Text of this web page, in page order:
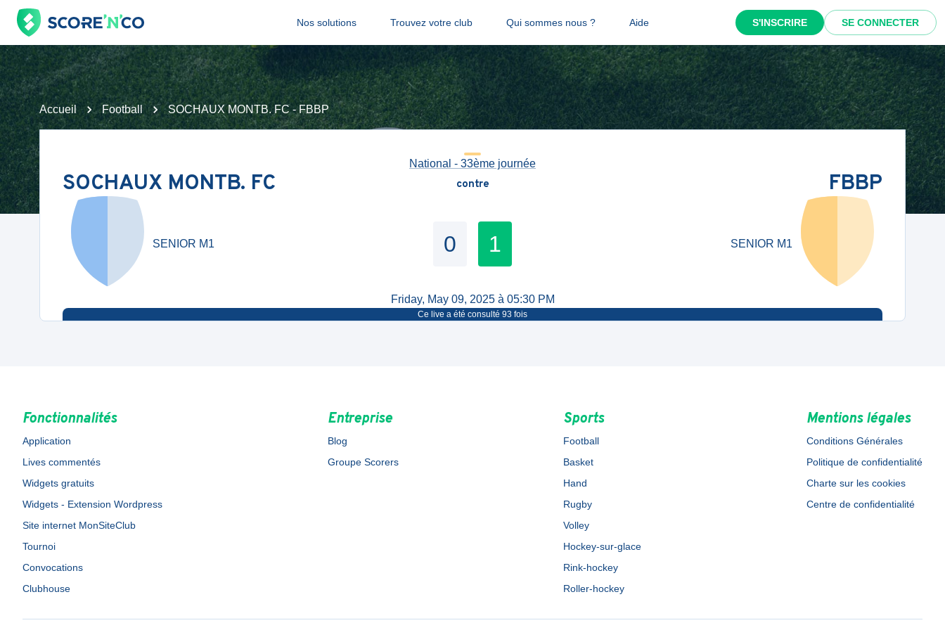
Nos solutions Trouvez votre club Qui sommes nous ? Aide S'INSCRIRE SE CONNECTER
Accueil Football SOCHAUX MONTB. FC - FBBP
National - 33ème journée
SOCHAUX MONTB. FC contre FBBP
SENIOR M1 0 1 SENIOR M1
Friday, May 09, 2025 à 05:30 PM
Ce live a été consulté 93 fois
Fonctionnalités
Application
Lives commentés
Widgets gratuits
Widgets - Extension Wordpress
Site internet MonSiteClub
Tournoi
Convocations
Clubhouse
Entreprise
Blog
Groupe Scorers
Sports
Football
Basket
Hand
Rugby
Volley
Hockey-sur-glace
Rink-hockey
Roller-hockey
Mentions légales
Conditions Générales
Politique de confidentialité
Charte sur les cookies
Centre de confidentialité